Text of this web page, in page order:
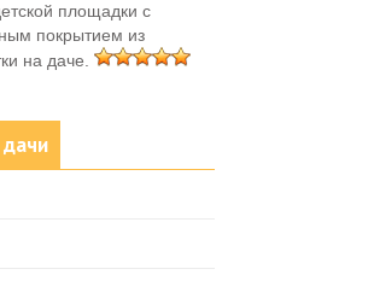
площадки с
покрытием из
на даче.